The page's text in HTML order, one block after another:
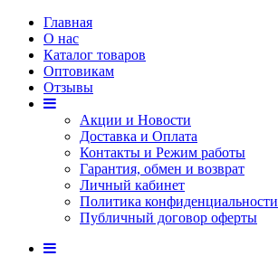
Главная
О нас
Каталог товаров
Оптовикам
Отзывы
Акции и Новости
Доставка и Оплата
Контакты и Режим работы
Гарантия, обмен и возврат
Личный кабинет
Политика конфиденциальности
Публичный договор оферты